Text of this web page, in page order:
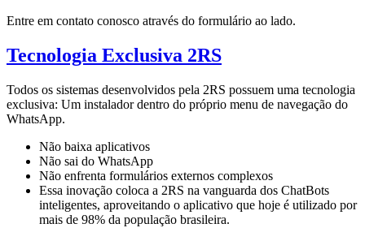
Entre em contato conosco através do formulário ao lado.
Tecnologia Exclusiva 2RS
Todos os sistemas desenvolvidos pela 2RS possuem uma tecnologia
exclusiva: Um instalador dentro do próprio menu de navegação do
WhatsApp.
Não baixa aplicativos
Não sai do WhatsApp
Não enfrenta formulários externos complexos
Essa inovação coloca a 2RS na vanguarda dos ChatBots
inteligentes, aproveitando o aplicativo que hoje é utilizado por
mais de 98% da população brasileira.